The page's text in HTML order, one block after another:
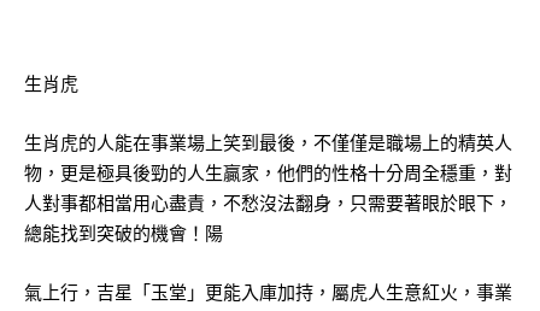
生肖虎
生肖虎的人能在事業場上笑到最後，不僅僅是職場上的精英人
物，更是極具後勁的人生贏家，他們的性格十分周全穩重，對
人對事都相當用心盡責，不愁沒法翻身，只需要著眼於眼下，
總能找到突破的機會！陽
氣上行，吉星「玉堂」更能入庫加持，屬虎人生意紅火，事業